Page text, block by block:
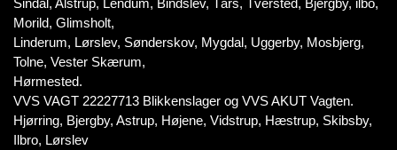
Sindal, Alstrup, Lendum, Bindslev, Tårs, Tversted, Bjergby, ilbo,
Morild, Glimsholt,
Linderum, Lørslev, Sønderskov, Mygdal, Uggerby, Mosbjerg,
Tolne, Vester Skærum,
Hørmested.
VVS VAGT 22227713 Blikkenslager og VVS AKUT Vagten.
Hjørring, Bjergby, Astrup, Højene, Vidstrup, Hæstrup, Skibsby,
Ilbro, Lørslev